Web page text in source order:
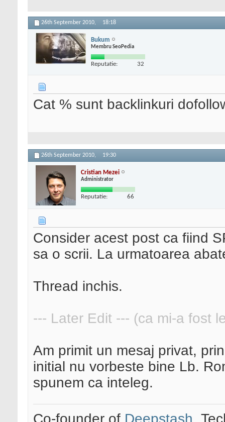
26th September 2010, 18:18
Bukum
Membru SeoPedia
Reputatie: 32
Cat % sunt backlinkuri
26th September 2010, 19:30
Cristian Mezei
Administrator
Reputatie: 66
Consider acest post ca fiind
sa o scrii. La urmatoarea
Thread inchis.
--- Later Edit --- (ca mi-a fost
Am primit un mesaj privat,
initial nu vorbeste bine Lb.
spunem ca inteleg.